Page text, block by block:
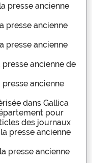
presse ancienne
presse ancienne
presse ancienne
ancienne de
ancienne
dans Gallica
pour
des journaux
presse ancienne
presse ancienne